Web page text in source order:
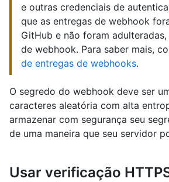
e outras credenciais de
que as entregas de webhook
GitHub e não foram
de webhook. Para saber mais,
de entregas de webhooks.
O segredo do webhook deve ser
caracteres aleatória com alta
armazenar com segurança seu
de uma maneira que seu servidor
Usar verificação